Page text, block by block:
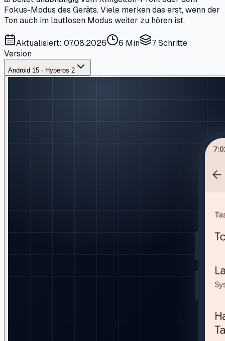
Fokus-Modus des Geräts. Viele merken das erst, wenn der
Ton auch im lautlosen Modus weiter zu hören ist.
Aktualisiert: 07.08.2026 6 Min 7Schritte
Version
Android 15 · Hyperos 2